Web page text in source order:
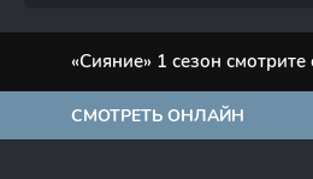
«Сияние» 1 сезон
СМОТРЕТЬ ОНЛАЙН